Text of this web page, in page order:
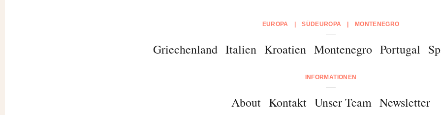
EUROPA SÜDEUROPA MONTENEGRO
Griechenland Italien Kroatien Montenegro Portugal
INFORMATIONEN
About Kontakt Unser Team Newsletter